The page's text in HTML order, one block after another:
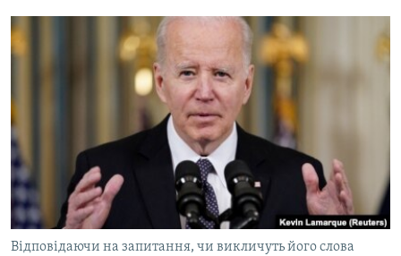
КИТАЙ.ВИКЛИКИ
СПЕЦПРОЄКТИ
ПОДКАСТИ
КРИМ РЕАЛІЇ
РУС
Відповідаючи на запитання, чи викличуть його слова